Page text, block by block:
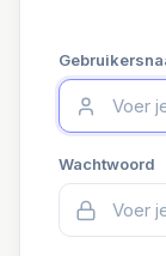
Wachtwoord